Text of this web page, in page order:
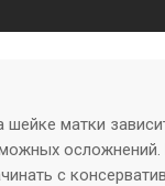
шейке матки
с